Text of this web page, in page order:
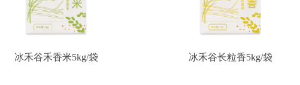
冰禾谷禾香米5kg/袋 冰禾谷长粒香5kg/袋